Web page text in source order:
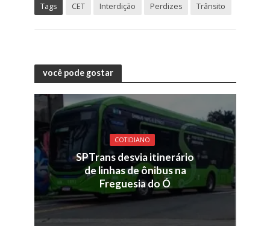
Tags CET Interdição Perdizes Trânsito
você pode gostar
COTIDIANO
SPTrans desvia itinerário
de linhas de ônibus na
Freguesia do Ó